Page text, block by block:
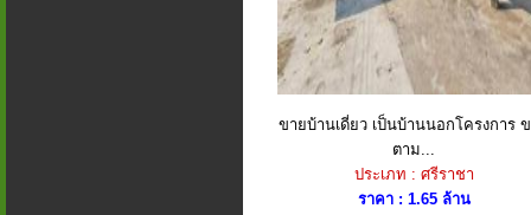
ขายบ้านเดี่ยว เป็นบ้านนอกโครงการ
ตาม...
ประเภท : ศรีราชา
ราคา : 1.65 ล้าน